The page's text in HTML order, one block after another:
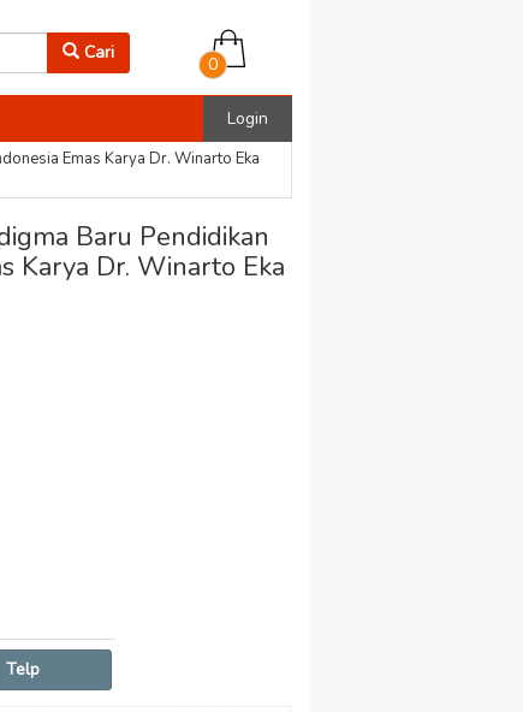
Cari
0
Login
Emas Karya Dr. Winarto Eka
Baru Pendidikan
Karya Dr. Winarto Eka
Telp